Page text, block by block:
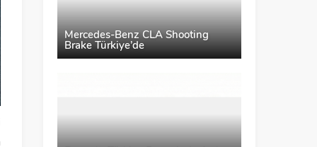
Mercedes-Benz CLA Shooting
Brake Türkiye’de